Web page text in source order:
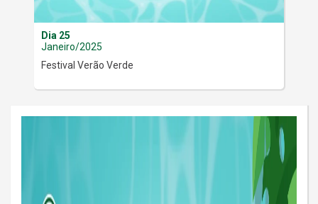
Dia 25
Janeiro/2025
Festival Verão Verde